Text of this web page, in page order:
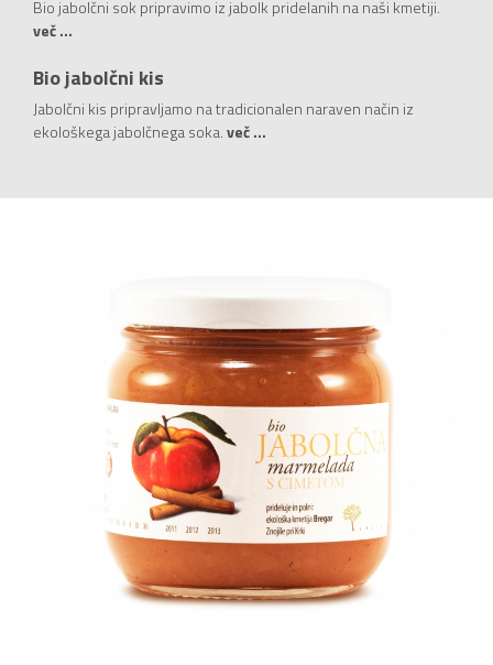
Bio jabolčni sok pripravimo iz jabolk pridelanih na naši kmetiji.
več ...
Bio jabolčni kis
Jabolčni kis pripravljamo na tradicionalen naraven način iz
ekološkega jabolčnega soka.več ...